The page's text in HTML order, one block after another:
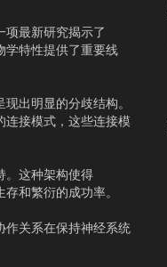
最新研究揭示了
学特性提供了重要线
出明显的分歧结构。
连接模式，这些连接模
。这种架构使得
和繁衍的成功率。
作关系在保持神经系统